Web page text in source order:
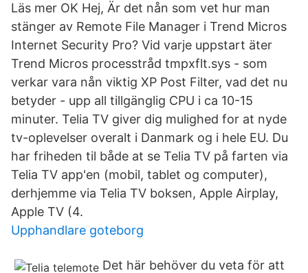
Läs mer OK Hej, Är det nån som vet hur man
stänger av Remote File Manager i Trend Micros
Internet Security Pro? Vid varje uppstart äter
Trend Micros processtråd tmpxflt.sys - som
verkar vara nån viktig XP Post Filter, vad det nu
betyder - upp all tillgänglig CPU i ca 10-15
minuter. Telia TV giver dig mulighed for at nyde
tv-oplevelser overalt i Danmark og i hele EU. Du
har friheden til både at se Telia TV på farten via
Telia TV app'en (mobil, tablet og computer),
derhjemme via Telia TV boksen, Apple Airplay,
Apple TV (4.
Upphandlare goteborg
Det här behöver du veta för att